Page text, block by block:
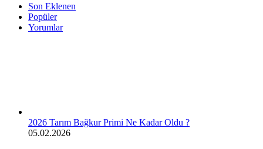
Son Eklenen
Popüler
Yorumlar
2026 Tarım Bağkur Primi Ne Kadar Oldu ?
05.02.2026